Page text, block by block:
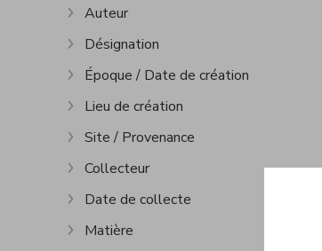
Afficher plus
Auteur
Afficher plus
Désignation
Afficher plus
Époque / Date de création
Afficher plus
Lieu de création
Afficher plus
Site / Provenance
Afficher plus
Collecteur
Afficher plus
Date de collecte
Afficher plus
Matière